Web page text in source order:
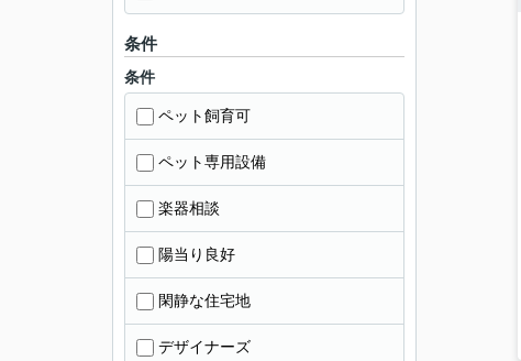
条件
条件
ペット飼育可
ペット専用設備
楽器相談
陽当り良好
閑静な住宅地
デザイナーズ